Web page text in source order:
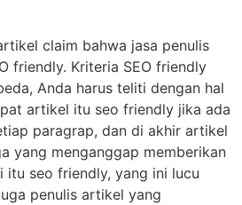
claim bahwa jasa penulis
friendly. Kriteria SEO friendly
Anda harus teliti dengan hal
artikel itu seo friendly jika ada
paragrap, dan di akhir artikel
yang menganggap memberikan
seo friendly, yang ini lucu
penulis artikel yang